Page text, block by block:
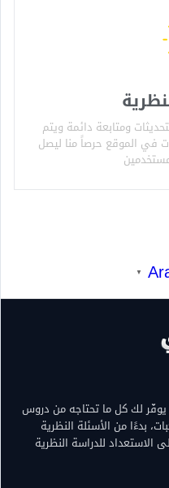
ومتابعة دائمة ويتم
في الموقع حرصاً منا ليصل
▼
لك كل ما تحتاجه من دروس
بدءًا من الأسئلة النظرية
للدراسة النظرية